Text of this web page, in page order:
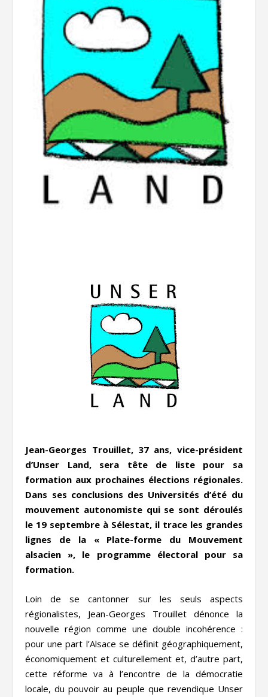
Jean-Georges Trouillet, 37 ans, vice-président
d’Unser Land, sera tête de liste pour sa
formation aux prochaines élections régionales.
Dans ses conclusions des Universités d’été du
mouvement autonomiste qui se sont déroulés
le 19 septembre à Sélestat, il trace les grandes
lignes de la « Plate-forme du Mouvement
alsacien », le programme électoral pour sa
formation.
Loin de se cantonner sur les seuls aspects
régionalistes, Jean-Georges Trouillet dénonce la
nouvelle région comme une double incohérence :
pour une part l’Alsace se définit géographiquement,
économiquement et culturellement et, d’autre part,
cette réforme va à l’encontre de la démocratie
locale, du pouvoir au peuple que revendique Unser